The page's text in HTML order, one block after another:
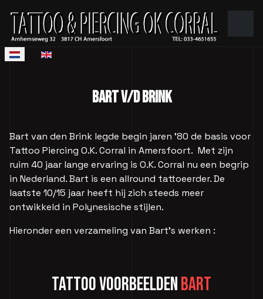
Selecteer de taal
BART V/D BRINK
Bart van den Brink legde begin jaren '80 de basis voor
Tattoo Piercing O.K. Corral in Amersfoort. Met zijn
ruim 40 jaar lange ervaring is O.K. Corral nu een begrip
in Nederland. Bart is een allround tattoeerder. De
laatste 10/15 jaar heeft hij zich steeds meer
ontwikkeld in Polynesische stijlen.
Hieronder een verzameling van Bart's werken :
Tattoo voorbeeldenBart